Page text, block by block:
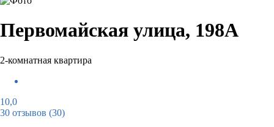
Первомайская улица, 198А
2-комнатная квартира
10,0
30 отзывов (30)